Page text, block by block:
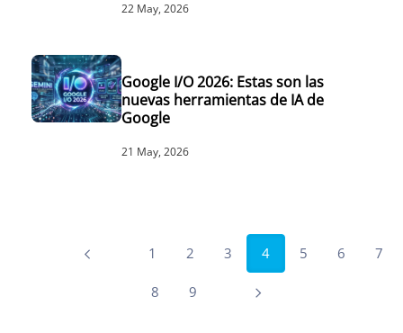
22 May, 2026
Google I/O 2026: Estas son las
nuevas herramientas de IA de
Google
21 May, 2026
1 2 3 4 5 6 7
8 9